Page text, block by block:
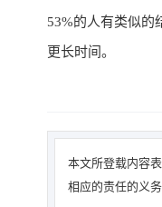
53%的人有类似的
更长时间。
本文所登载内容
相应的责任的义